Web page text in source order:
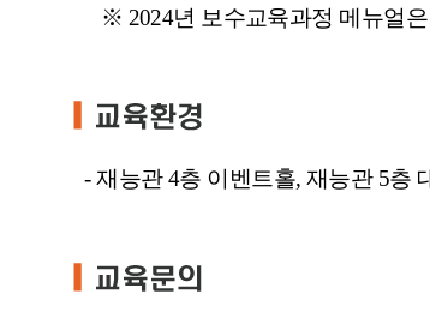
※ 2024년 보수교육과정 메뉴얼은
- 재능관 4층 이벤트홀, 재능관 5층